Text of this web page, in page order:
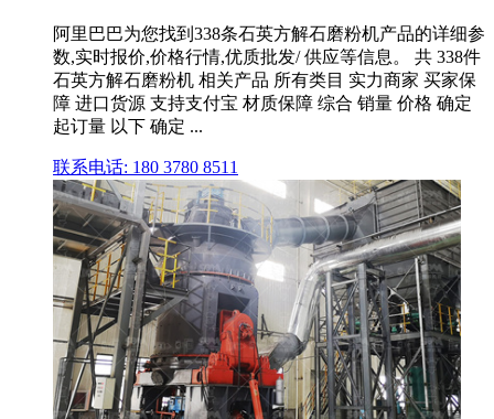
阿里巴巴为您找到338条石英方解石磨粉机产品的详细参
数,实时报价,价格行情,优质批发/ 供应等信息。 共 338件
石英方解石磨粉机 相关产品 所有类目 实力商家 买家保
障 进口货源 支持支付宝 材质保障 综合 销量 价格 确定
起订量 以下 确定 ...
联系电话: 180 3780 8511